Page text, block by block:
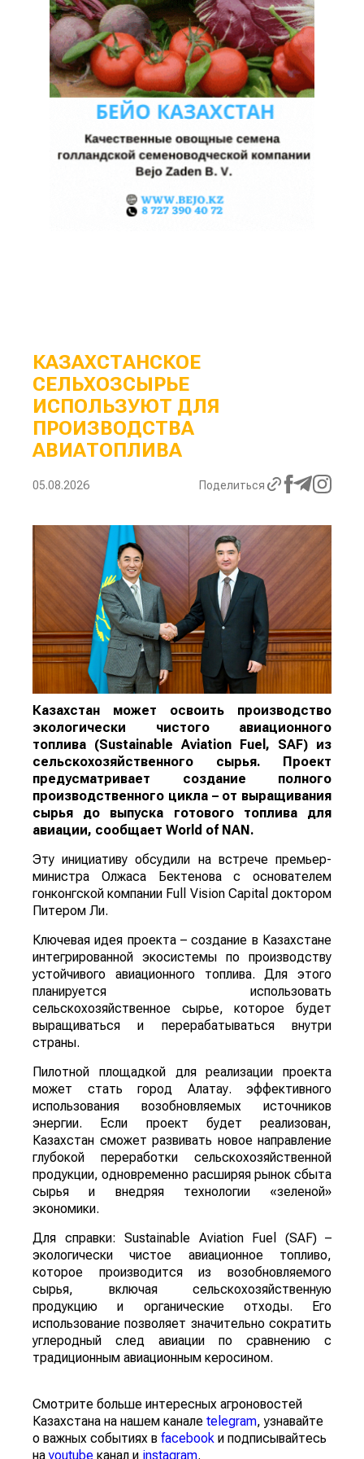
КАЗАХСТАНСКОЕ
СЕЛЬХОЗСЫРЬЕ
ИСПОЛЬЗУЮТ ДЛЯ
ПРОИЗВОДСТВА
АВИАТОПЛИВА
05.08.2026 Поделиться
Казахстан может освоить производство
экологически чистого авиационного
топлива (Sustainable Aviation Fuel, SAF) из
сельскохозяйственного сырья. Проект
предусматривает создание полного
производственного цикла – от выращивания
сырья до выпуска готового топлива для
авиации, сообщает World of NAN .
Эту инициативу обсудили на встрече премьер-
министра Олжаса Бектенова с основателем
гонконгской компании Full Vision Capital доктором
Питером Ли.
Ключевая идея проекта – создание в Казахстане
интегрированной экосистемы по производству
устойчивого авиационного топлива. Для этого
планируется использовать
сельскохозяйственное сырье, которое будет
выращиваться и перерабатываться внутри
страны.
Пилотной площадкой для реализации проекта
может стать город Алатау. эффективного
использования возобновляемых источников
энергии. Если проект будет реализован,
Казахстан сможет развивать новое направление
глубокой переработки сельскохозяйственной
продукции, одновременно расширяя рынок сбыта
сырья и внедряя технологии «зеленой»
экономики.
Для справки: Sustainable Aviation Fuel (SAF) –
экологически чистое авиационное топливо,
которое производится из возобновляемого
сырья, включая сельскохозяйственную
продукцию и органические отходы. Его
использование позволяет значительно сократить
углеродный след авиации по сравнению с
традиционным авиационным керосином.
Смотрите больше интересных агроновостей
Казахстана на нашем канале telegram, узнавайте
о важных событиях в facebook и подписывайтесь
наyoutube канал и instagram.